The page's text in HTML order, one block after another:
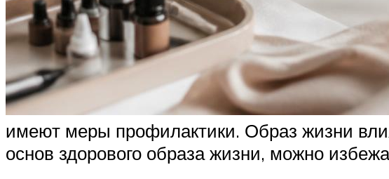
имеют меры профилактики. Образ жизни
основ здорового образа жизни, можно